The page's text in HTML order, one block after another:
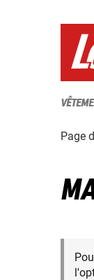
Page